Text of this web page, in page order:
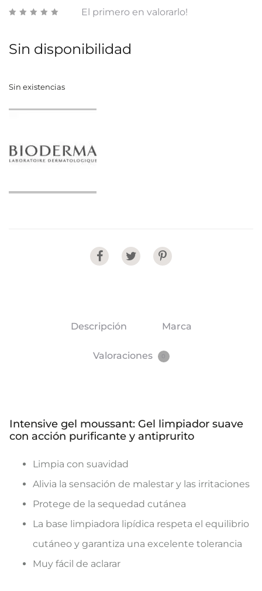
El primero en valorarlo!
Sin disponibilidad
Sin existencias
Share
Descripción Marca
Valoraciones
Intensive gel moussant: Gel limpiador suave
con acción purificante y antiprurito
Limpia con suavidad
Alivia la sensación de malestar y las irritaciones
Protege de la sequedad cutánea
La base limpiadora lipídica respeta el equilibrio
cutáneo y garantiza una excelente tolerancia
Muy fácil de aclarar